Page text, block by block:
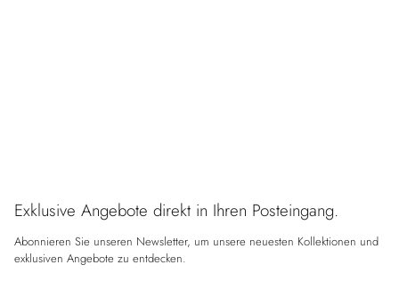
Exklusive Angebote direkt in Ihren Posteingang.
Abonnieren Sie unseren Newsletter, um unsere neuesten Kollektionen und
exklusiven Angebote zu entdecken.